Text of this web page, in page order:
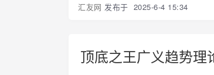
汇友网 发布于 2025-6-4 15:34
顶底之王广义趋势理